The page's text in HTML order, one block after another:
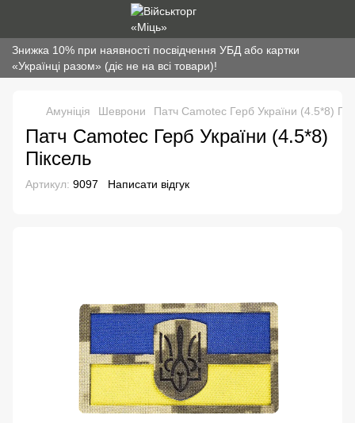
Знижка 10% при наявності посвідчення УБД або картки
«Українці разом» (діє не на всі товари)!
Амуніція Шеврони Патч Camotec Герб України (4.5*8)
Патч Camotec Герб України (4.5*8)
Піксель
Артикул: 9097 Написати відгук